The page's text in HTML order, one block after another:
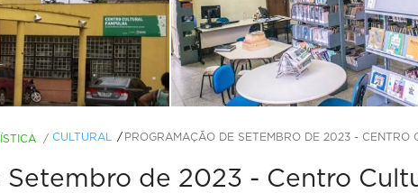
/ CULTURAL PROGRAMAÇÃO DE SETEMBRO DE 2023 - CENTRO
Setembro de 2023 - Centro